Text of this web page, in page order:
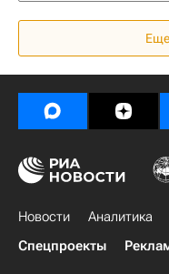
Новости Аналитика
Спецпроекты